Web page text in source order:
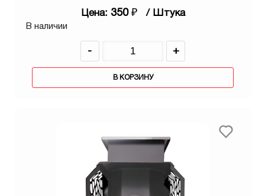
Цена: 350 ₽ / Штука
В наличии
- +
В КОРЗИНУ